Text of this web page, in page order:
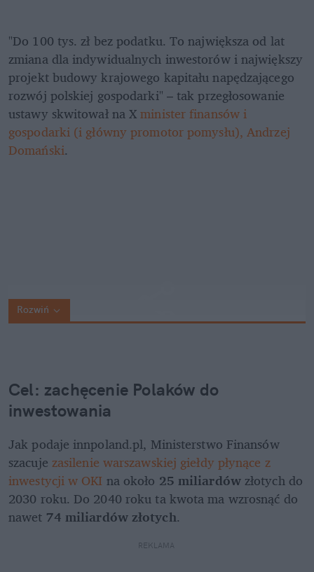
"Do 100 tys. zł bez podatku. To największa od lat
zmiana dla indywidualnych inwestorów i największy
projekt budowy krajowego kapitału napędzającego
rozwój polskiej gospodarki" – tak przegłosowanie
ustawy skwitował na X minister finansów i
gospodarki (i główny promotor pomysłu), Andrzej
Domański.
Rozwiń
Cel: zachęcenie Polaków do
inwestowania
Jak podaje innpoland.pl, Ministerstwo Finansów
szacuje zasilenie warszawskiej giełdy płynące z
inwestycji w OKI na około 25 miliardów złotych do
2030 roku. Do 2040 roku ta kwota ma wzrosnąć do
nawet 74 miliardów złotych.
REKLAMA